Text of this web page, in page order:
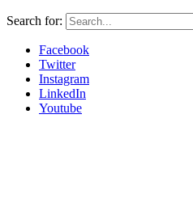
Search for:
Facebook
Twitter
Instagram
LinkedIn
Youtube